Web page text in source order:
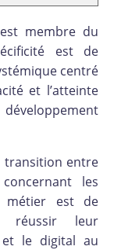
est membre du
est de
centré
et l’atteinte
transition entre
les
métier est de
réussir leur
et le digital au